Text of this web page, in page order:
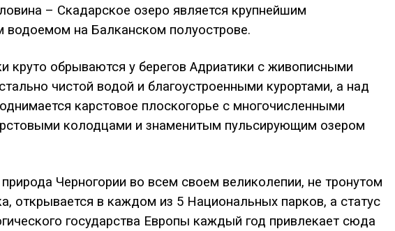
– Скадарское озеро является крупнейшим
водоемом на Балканском полуострове.
круто обрываются у берегов Адриатики с живописными
чистой водой и благоустроенными курортами, а над
карстовое плоскогорье с многочисленными
колодцами и знаменитым пульсирующим озером
Черногории во всем своем великолепии, не тронутом
открывается в каждом из 5 Национальных парков, а статус
государства Европы каждый год привлекает сюда